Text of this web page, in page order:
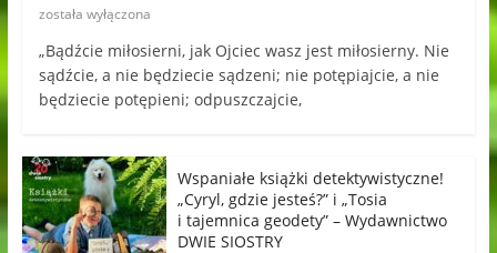
została wyłączona
„Bądźcie miłosierni, jak Ojciec wasz jest miłosierny. Nie
sądźcie, a nie będziecie sądzeni; nie potępiajcie, a nie
będziecie potępieni; odpuszczajcie,
Wspaniałe książki detektywistyczne!
„Cyryl, gdzie jesteś?” i „Tosia
i tajemnica geodety” – Wydawnictwo
DWIE SIOSTRY